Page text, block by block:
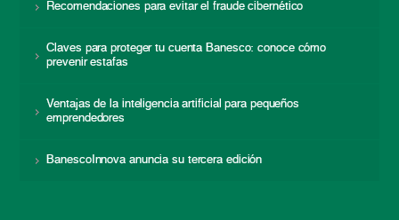
Recomendaciones para evitar el fraude cibernético
Claves para proteger tu cuenta Banesco: conoce cómo
prevenir estafas
Ventajas de la inteligencia artificial para pequeños
emprendedores
BanescoInnova anuncia su tercera edición